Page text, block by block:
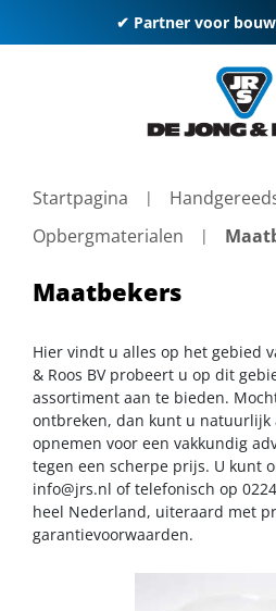
✔ Partner voor
Startpagina
Opbergmaterialen
Maatbekers
Hier vindt u alles op het gebied
& Roos BV probeert u op dit
assortiment aan te bieden.
ontbreken, dan kunt u natuurlijk
opnemen voor een vakkundig
tegen een scherpe prijs. U kunt
info@jrs.nl of telefonisch op
heel Nederland, uiteraard met
garantievoorwaarden.